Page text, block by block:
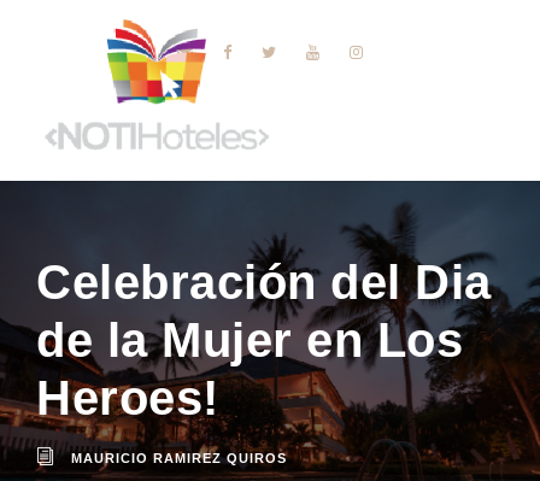
Celebración del Dia
de la Mujer en Los
Heroes!
MAURICIO RAMIREZ QUIROS